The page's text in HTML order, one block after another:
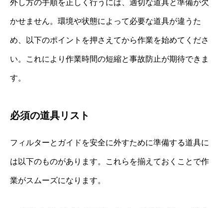
外し方の手順を正しく行うには、適切な道具と準備が欠
かせません。環境や状態によって必要な道具が違うた
め、以下のポイントを押さえてから作業を始めてくださ
い。これにより作業時間の短縮と事故防止が期待できま
す。
必須の道具リスト
フィルターとガイドを安全に外すために準備する道具に
は以下のものがあります。これらを揃えておくことで作
業がスムーズになります。